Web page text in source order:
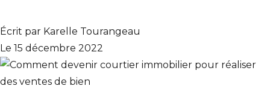
Écrit par Karelle Tourangeau
Le 15 décembre 2022